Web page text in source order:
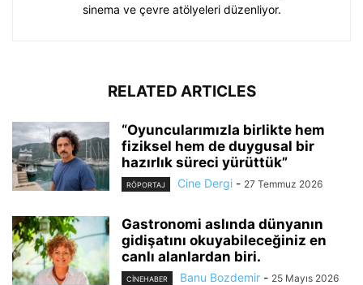
sinema ve çevre atölyeleri düzenliyor.
RELATED ARTICLES
“Oyuncularımızla birlikte hem
fiziksel hem de duygusal bir
hazırlık süreci yürüttük”
RÖPORTAJ Cine Dergi - 27 Temmuz 2026
Gastronomi aslında dünyanın
gidişatını okuyabileceğiniz en
canlı alanlardan biri.
CINEHABER Banu Bozdemir - 25 Mayıs 2026